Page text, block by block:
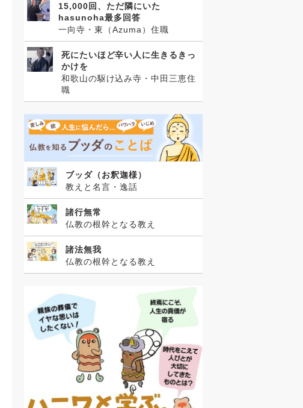
15,000回、ただ隣にいた
hasunoha最多回答
一向寺・東（Azuma）住職
死にたいほど辛い人に生きるきっ
かけを
和歌山の駆け込み寺・中田三恵住
職
ブッダ（お釈迦様）
教えと名言・逸話
諸行無常
仏教の根幹となる教え
諸法無我
仏教の根幹となる教え